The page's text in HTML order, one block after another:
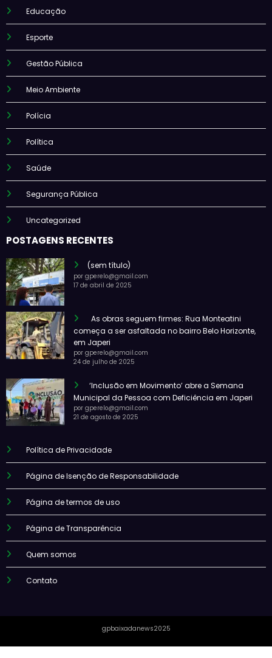
Educação
Esporte
Gestão Pública
Meio Ambiente
Polícia
Política
Saúde
Segurança Pública
Uncategorized
POSTAGENS RECENTES
(sem título)
por gperelo@gmail.com
17 de abril de 2025
As obras seguem firmes: Rua Monteatini
começa a ser asfaltada no bairro Belo Horizonte,
em Japeri
por gperelo@gmail.com
24 de julho de 2025
‘Inclusão em Movimento’ abre a Semana
Municipal da Pessoa com Deficiência em Japeri
por gperelo@gmail.com
21 de agosto de 2025
Política de Privacidade
Página de Isenção de Responsabilidade
Página de termos de uso
Página de Transparência
Quem somos
Contato
gpbaixadanews2025